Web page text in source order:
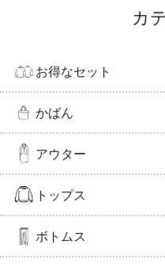
カ
お得なセット
かばん
アウター
トップス
ボトムス